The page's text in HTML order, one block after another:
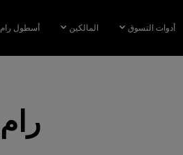
أدوات التسوق المالكين أسطول رام
رام 1500 ريبل 2025